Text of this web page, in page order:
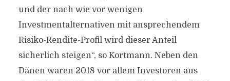
und der nach wie vor wenigen
Investmentalternativen mit ansprechendem
Risiko-Rendite-Profil wird dieser Anteil
sicherlich steigen“, so Kortmann. Neben den
Dänen waren 2018 vor allem Investoren aus